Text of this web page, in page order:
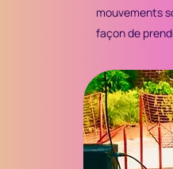
mouvements
façon de